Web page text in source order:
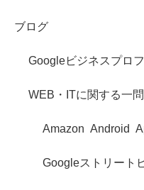
ブログ
Googleビジネスプロ
WEB・ITに関する一
Amazon Android
Googleストリート